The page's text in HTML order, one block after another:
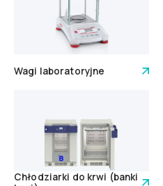
Wagi laboratoryjne
Chłodziarki do krwi (banki